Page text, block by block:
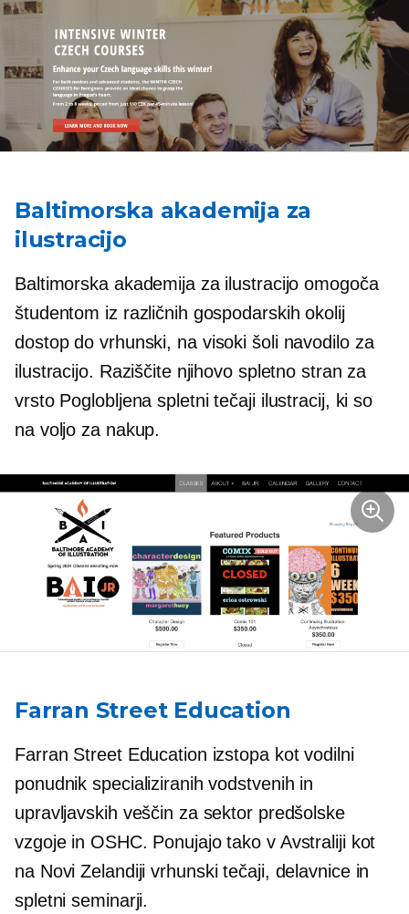
Baltimorska akademija za
ilustracijo
Baltimorska akademija za ilustracijo omogoča
študentom iz različnih gospodarskih okolij
dostop dovrhunski, na visoki šolinavodilo za
ilustracijo. Raziščite njihovo spletno stran za
vrsto Poglobljena spletni tečaji ilustracij, ki so
na voljo za nakup.
Farran Street Education
Farran Street Education izstopa kot vodilni
ponudnik specializiranih vodstvenih in
upravljavskih veščin za sektor predšolske
vzgoje in OSHC. Ponujajo tako v Avstraliji kot
na Novi Zelandijivrhunskitečaji, delavnice in
spletni seminarji.